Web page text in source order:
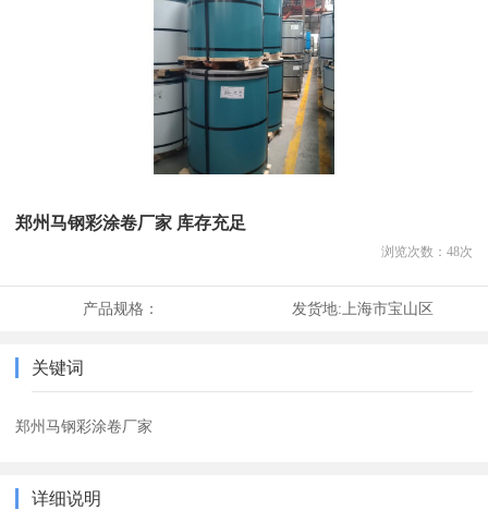
郑州马钢彩涂卷厂家 库存充足
浏览次数： 48次
产品规格： 发货地: 上海市宝山区
关键词
郑州马钢彩涂卷厂家
详细说明